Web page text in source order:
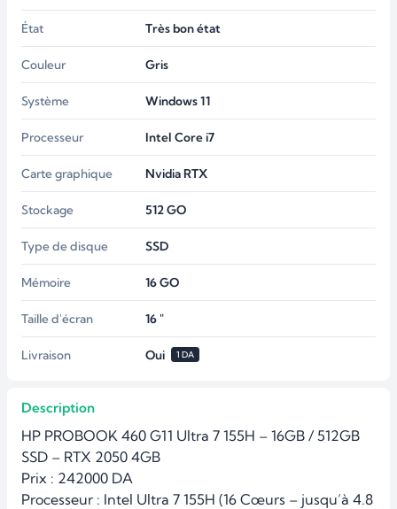
État Très bon état
Couleur Gris
Système Windows 11
Processeur Intel Core i7
Carte graphique Nvidia RTX
Stockage 512GO
Type de disque SSD
Mémoire 16GO
Taille d'écran 16 "
Livraison Oui 1 DA
Description
HP PROBOOK 460 G11 Ultra 7 155H – 16GB / 512GB
SSD – RTX 2050 4GB
Prix : 242000 DA
Processeur : Intel Ultra 7 155H (16 Cœurs – jusqu’à 4.8